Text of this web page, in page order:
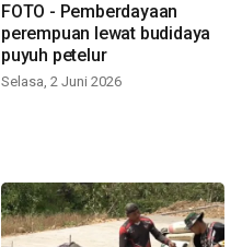
FOTO - Pemberdayaan
perempuan lewat budidaya
puyuh petelur
Selasa, 2 Juni 2026